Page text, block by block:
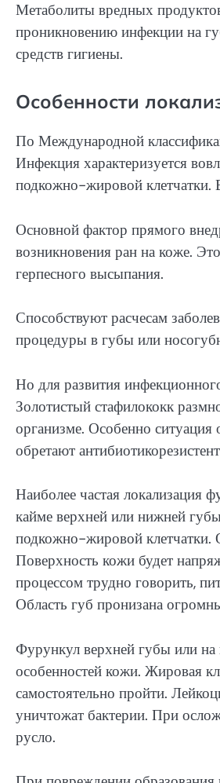
Метаболиты вредных
проникновению инфекции на
средств гигиены.
Особенности
По Международной
Инфекция характеризуется
подкожно-жировой клетчатки.
Основной фактор прямого
возникновения ран на коже.
герпесного высыпания.
Способствуют расчесам
процедуры в губы или
Но для развития
Золотистый стафилококк
организме. Особенно ситуация
обретают
Наиболее частая локализация
кайме верхней или нижней
подкожно-жировой клетчатки.
Поверхность кожи будет
процессом трудно говорить,
Область губ пронизана
Фурункул верхней губы или
особенностей кожи. Жировая
самостоятельно пройти.
уничтожат бактерии. При
русло.